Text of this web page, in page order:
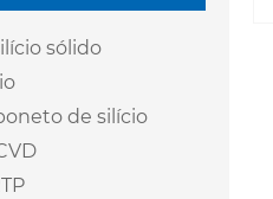
sólido
de silício